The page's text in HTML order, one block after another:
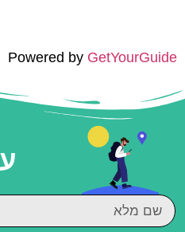
Powered by GetYourGuide